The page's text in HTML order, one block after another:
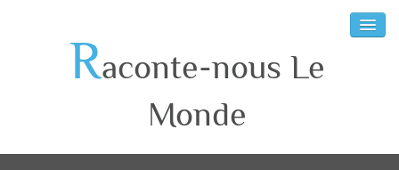
Raconte-nous Le
Monde